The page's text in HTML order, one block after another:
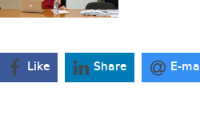
Like Share E-